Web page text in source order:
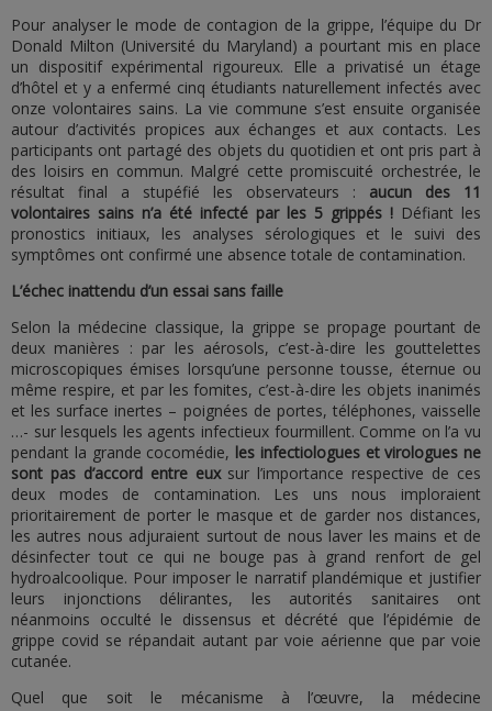
Pour analyser le mode de contagion de la grippe, l’équipe du Dr
Donald Milton (Université du Maryland) a pourtant mis en place
un dispositif expérimental rigoureux. Elle a privatisé un étage
d’hôtel et y a enfermé cinq étudiants naturellement infectés avec
onze volontaires sains. La vie commune s’est ensuite organisée
autour d’activités propices aux échanges et aux contacts. Les
participants ont partagé des objets du quotidien et ont pris part à
des loisirs en commun. Malgré cette promiscuité orchestrée, le
résultat final a stupéfié les observateurs : aucun des 11
volontaires sains n’a été infecté par les 5 grippés ! Défiant les
pronostics initiaux, les analyses sérologiques et le suivi des
symptômes ont confirmé une absence totale de contamination.
L’échec inattendu d’un essai sans faille
Selon la médecine classique, la grippe se propage pourtant de
deux manières : par les aérosols, c’est-à-dire les gouttelettes
microscopiques émises lorsqu’une personne tousse, éternue ou
même respire, et par les fomites, c’est-à-dire les objets inanimés
et les surface inertes – poignées de portes, téléphones, vaisselle
…- sur lesquels les agents infectieux fourmillent. Comme on l’a vu
pendant la grande cocomédie, les infectiologues et virologues ne
sont pas d’accord entre euxsur l’importance respective de ces
deux modes de contamination. Les uns nous imploraient
prioritairement de porter le masque et de garder nos distances,
les autres nous adjuraient surtout de nous laver les mains et de
désinfecter tout ce qui ne bouge pas à grand renfort de gel
hydroalcoolique. Pour imposer le narratif plandémique et justifier
leurs injonctions délirantes, les autorités sanitaires ont
néanmoins occulté le dissensus et décrété que l’épidémie de
grippe covid se répandait autant par voie aérienne que par voie
cutanée.
Quel que soit le mécanisme à l’œuvre, la médecine